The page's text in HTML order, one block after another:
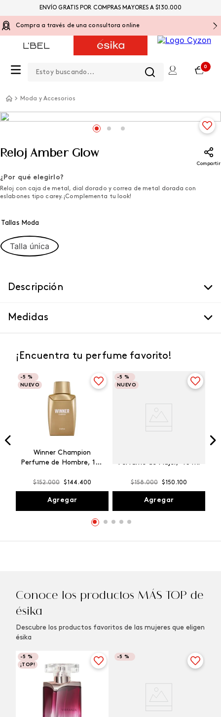
Compra a través de una consultora online
0
ENVÍO GRATIS POR COMPRAS MAYORES A $130.000
Moda y Accesorios
Reloj Amber Glow
Compartir
¿Por qué elegirlo?
Reloj con caja de metal, dial dorado y correa de metal dorada con
eslabones tipo carey. ¡Complementa tu look!
Tallas Moda
Talla única
Descripción
Medidas
¡Encuentra tu perfume favorito!
-5 %
NUEVO
Winner Champion
Perfume de Hombre, 100
$152.000 $144 .400
Agregar
-5 %
NUEVO
Perfume de Mujer, 45 ml
$158.000 $150 .100
Agregar
Conoce los productos MÁS TOP de
ésika
Descubre los productos favoritos de las mujeres que eligen
ésika
-5 %
¡TOP!
-5 %